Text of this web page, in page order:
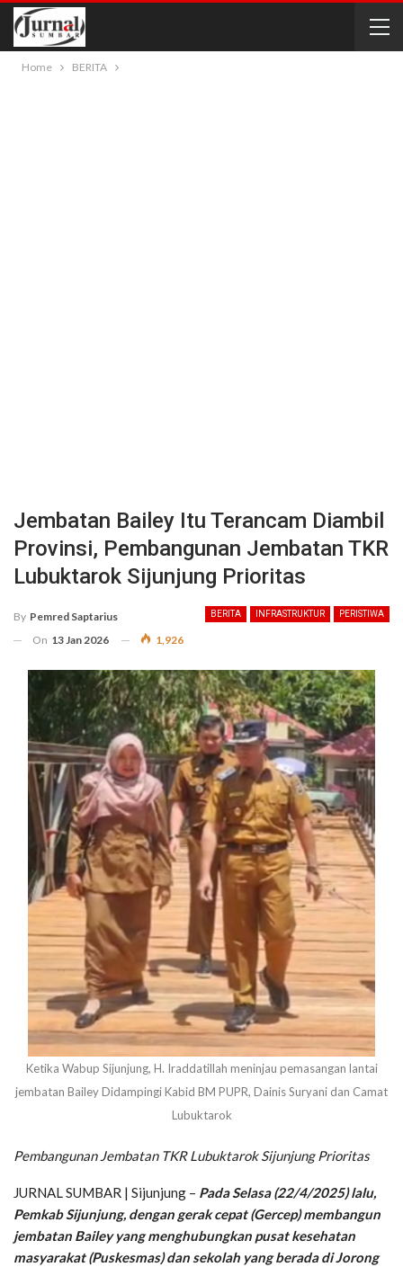
Home BERITA
Jembatan Bailey Itu Terancam Diambil
Provinsi, Pembangunan Jembatan TKR
Lubuktarok Sijunjung Prioritas
BERITA INFRASTRUKTUR PERISTIWA
By Pemred Saptarius
On 13 Jan 2026 1,926
Ketika Wabup Sijunjung, H. Iraddatillah meninjau pemasangan lantai
jembatan Bailey Didampingi Kabid BM PUPR, Dainis Suryani dan Camat
Lubuktarok
Pembangunan Jembatan TKR Lubuktarok Sijunjung Prioritas
JURNAL SUMBAR | Sijunjung – Pada Selasa (22/4/2025) lalu,
Pemkab Sijunjung, dengan gerak cepat (Gercep) membangun
jembatan Bailey yang menghubungkan pusat kesehatan
masyarakat (Puskesmas) dan sekolah yang berada di Jorong